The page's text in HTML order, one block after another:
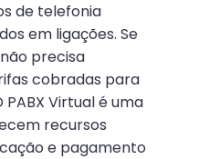
de telefonia
em ligações. Se
precisa
cobradas para
Virtual é uma
recursos
e pagamento